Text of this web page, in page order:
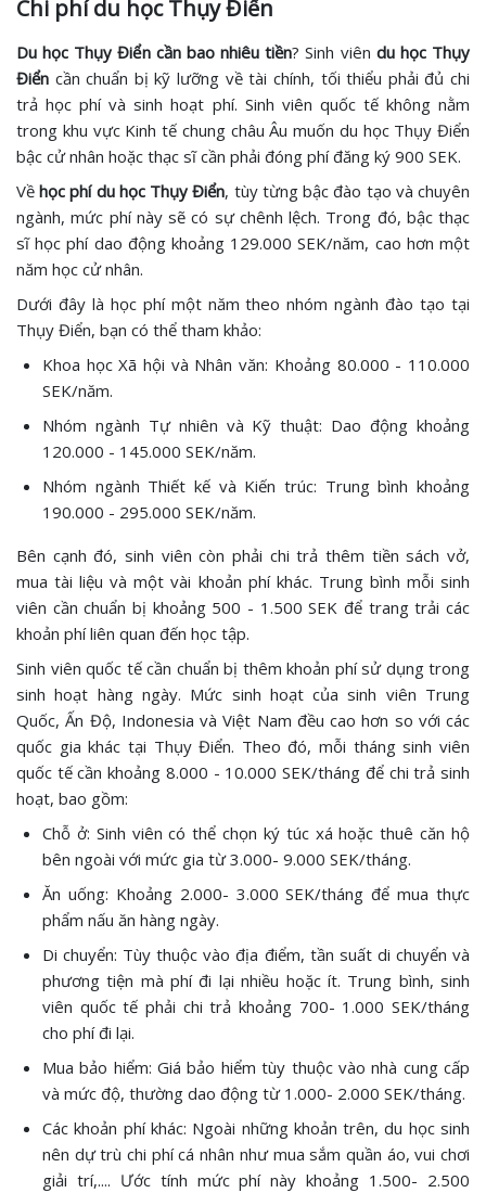
Chi phí du học Thụy Điển
Du học Thụy Điển cần bao nhiêu tiền? Sinh viên du học Thụy
Điển cần chuẩn bị kỹ lưỡng về tài chính, tối thiểu phải đủ chi
trả học phí và sinh hoạt phí. Sinh viên quốc tế không nằm
trong khu vực Kinh tế chung châu Âu muốn du học Thụy Điển
bậc cử nhân hoặc thạc sĩ cần phải đóng phí đăng ký 900 SEK.
Vềhọc phí du học Thụy Điển, tùy từng bậc đào tạo và chuyên
ngành, mức phí này sẽ có sự chênh lệch. Trong đó, bậc thạc
sĩ học phí dao động khoảng 129.000 SEK/năm, cao hơn một
năm học cử nhân.
Dưới đây là học phí một năm theo nhóm ngành đào tạo tại
Thụy Điển, bạn có thể tham khảo:
Khoa học Xã hội và Nhân văn: Khoảng 80.000 - 110.000
SEK/năm.
Nhóm ngành Tự nhiên và Kỹ thuật: Dao động khoảng
120.000 - 145.000 SEK/năm.
Nhóm ngành Thiết kế và Kiến trúc: Trung bình khoảng
190.000 - 295.000 SEK/năm.
Bên cạnh đó, sinh viên còn phải chi trả thêm tiền sách vở,
mua tài liệu và một vài khoản phí khác. Trung bình mỗi sinh
viên cần chuẩn bị khoảng 500 - 1.500 SEK để trang trải các
khoản phí liên quan đến học tập.
Sinh viên quốc tế cần chuẩn bị thêm khoản phí sử dụng trong
sinh hoạt hàng ngày. Mức sinh hoạt của sinh viên Trung
Quốc, Ấn Độ, Indonesia và Việt Nam đều cao hơn so với các
quốc gia khác tại Thụy Điển. Theo đó, mỗi tháng sinh viên
quốc tế cần khoảng 8.000 - 10.000 SEK/tháng để chi trả sinh
hoạt, bao gồm:
Chỗ ở: Sinh viên có thể chọn ký túc xá hoặc thuê căn hộ
bên ngoài với mức gia từ 3.000- 9.000 SEK/tháng.
Ăn uống: Khoảng 2.000- 3.000 SEK/tháng để mua thực
phẩm nấu ăn hàng ngày.
Di chuyển: Tùy thuộc vào địa điểm, tần suất di chuyển và
phương tiện mà phí đi lại nhiều hoặc ít. Trung bình, sinh
viên quốc tế phải chi trả khoảng 700- 1.000 SEK/tháng
cho phí đi lại.
Mua bảo hiểm: Giá bảo hiểm tùy thuộc vào nhà cung cấp
và mức độ, thường dao động từ 1.000- 2.000 SEK/tháng.
Các khoản phí khác: Ngoài những khoản trên, du học sinh
nên dự trù chi phí cá nhân như mua sắm quần áo, vui chơi
giải trí,.... Ước tính mức phí này khoảng 1.500- 2.500